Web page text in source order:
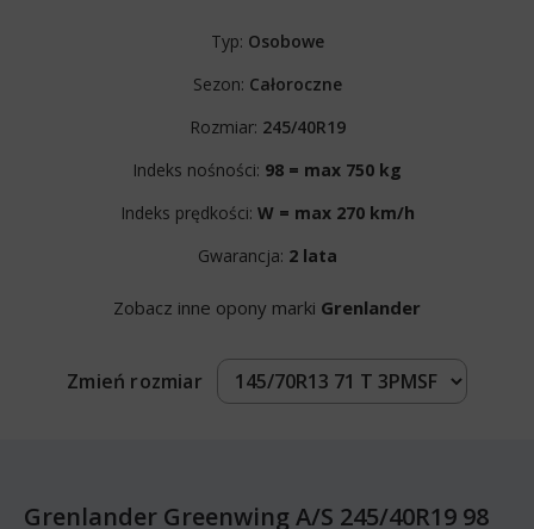
Typ: Osobowe
Sezon: Całoroczne
Rozmiar: 245/40R19
Indeks nośności: 98 = max 750 kg
Indeks prędkości: W = max 270 km/h
Gwarancja: 2 lata
Zobacz inne opony marki Grenlander
Zmień rozmiar
Grenlander Greenwing A/S 245/40R19 98